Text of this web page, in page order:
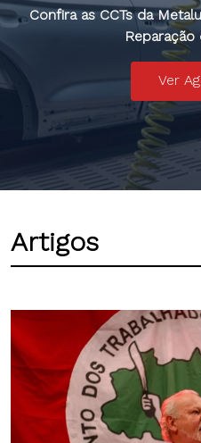
Confira as CCTs da
Reparação
Ver
Artigos